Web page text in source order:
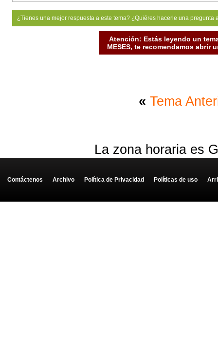
¿Tienes una mejor respuesta a este tema? ¿Quiéres hacerle una
Atención: Estás leyendo un
MESES, te recomendamos abrir
« Tema
La zona horaria es
Contáctenos - Archivo - Política de Privacidad - Políticas de uso -